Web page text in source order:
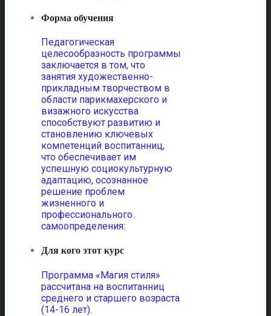
Форма обучения
Педагогическая
целесообразность программы
заключается в том, что
занятия художественно-
прикладным творчеством в
области парикмахерского и
визажного искусства
способствуют развитию и
становлению ключевых
компетенций воспитанниц,
что обеспечивает им
успешную социокультурную
адаптацию, осознанное
решение проблем
жизненного и
профессионального
самоопределения:
Для кого этот курс
Программа «Магия стиля»
рассчитана на воспитанниц
среднего и старшего возраста
(14-16 лет).